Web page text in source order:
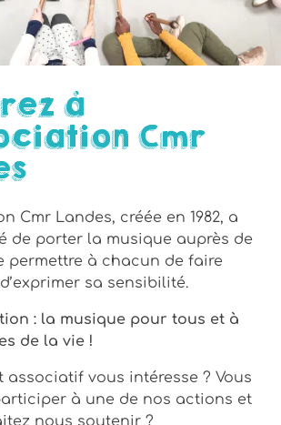
à
Cmr
Cmr Landes, créée en 1982, a
de porter la musique auprès de
permettre à chacun de faire
sa sensibilité.
: la musique pour tous et à
de la vie !
associatif vous intéresse ? Vous
à une de nos actions et
nous soutenir ?